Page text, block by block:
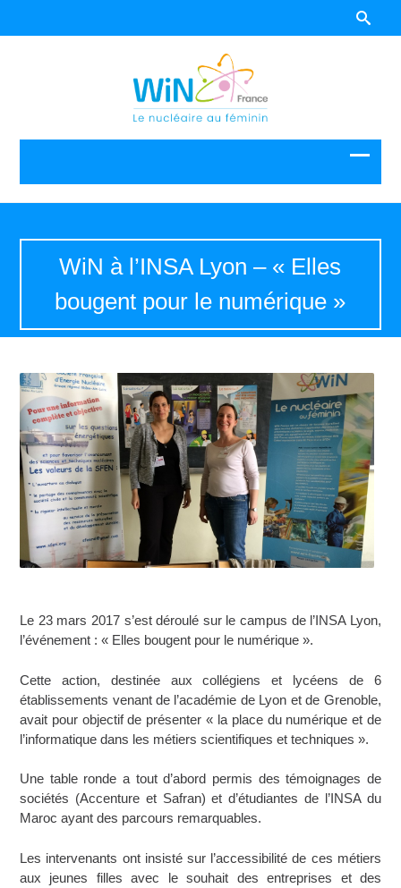
WiN à l’INSA Lyon – « Elles
bougent pour le numérique »
Le 23 mars 2017 s’est déroulé sur le campus de l’INSA Lyon,
l’événement : « Elles bougent pour le numérique ».
Cette action, destinée aux collégiens et lycéens de 6
établissements venant de l’académie de Lyon et de Grenoble,
avait pour objectif de présenter « la place du numérique et de
l’informatique dans les métiers scientifiques et techniques ».
Une table ronde a tout d’abord permis des témoignages de
sociétés (Accenture et Safran) et d’étudiantes de l’INSA du
Maroc ayant des parcours remarquables.
Les intervenants ont insisté sur l’accessibilité de ces métiers
aux jeunes filles avec le souhait des entreprises et des